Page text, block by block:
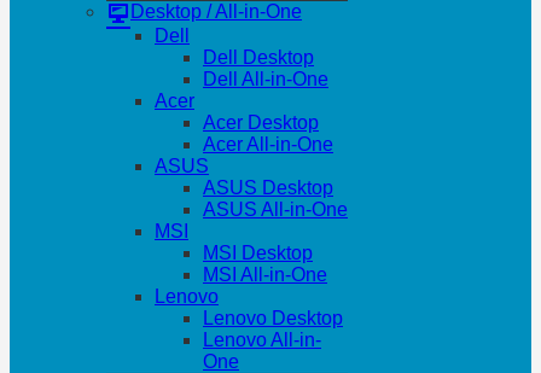
Desktop / All-in-One
Dell
Dell Desktop
Dell All-in-One
Acer
Acer Desktop
Acer All-in-One
ASUS
ASUS Desktop
ASUS All-in-One
MSI
MSI Desktop
MSI All-in-One
Lenovo
Lenovo Desktop
Lenovo All-in-
One